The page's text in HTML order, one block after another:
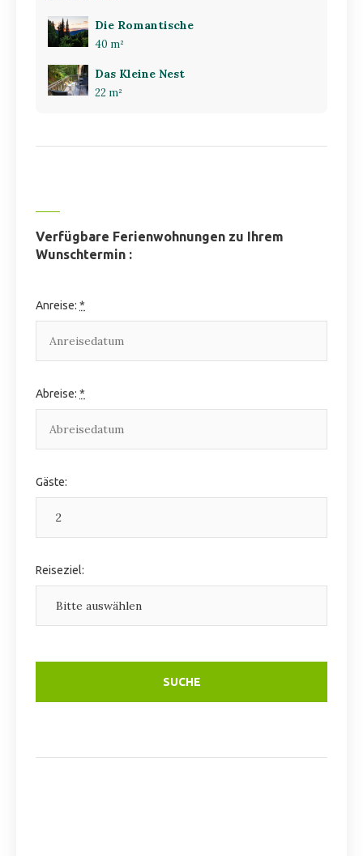
Die Romantische
40 m²
Das Kleine Nest
22 m²
Verfügbare Ferienwohnungen zu Ihrem
Wunschtermin :
Anreise: *
Abreise: *
Gäste:
Reiseziel: